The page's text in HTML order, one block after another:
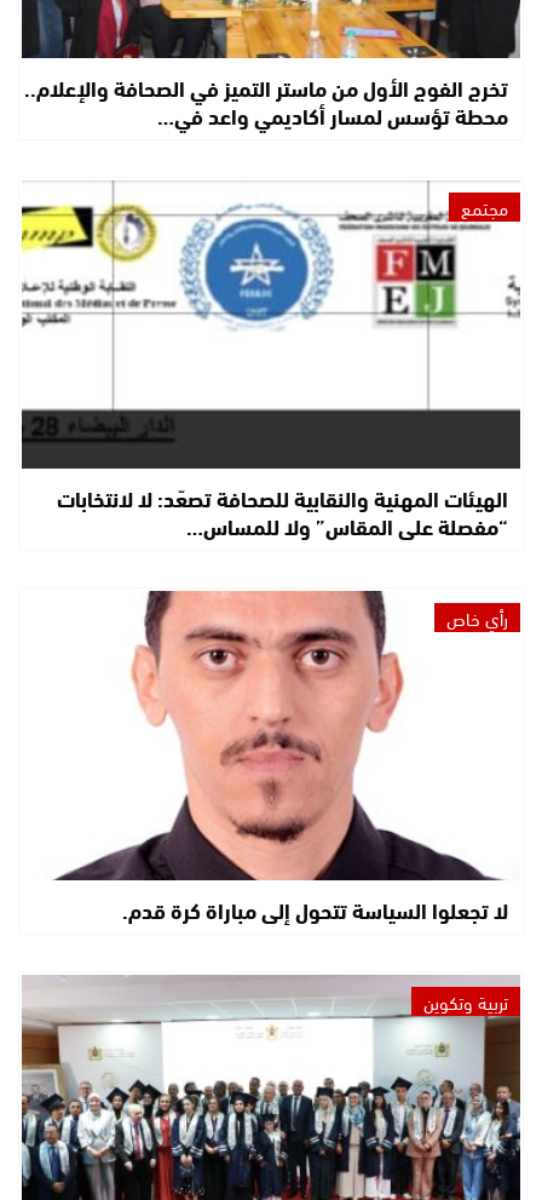
تخرج الفوج الأول من ماستر التميز في الصحافة والإعلام..
محطة تؤسس لمسار أكاديمي واعد في…
مجتمع
الهيئات المهنية والنقابية للصحافة تصعّد: لا لانتخابات
“مفصلة على المقاس” ولا للمساس…
رأي خاص
لا تجعلوا السياسة تتحول إلى مباراة كرة قدم.
تربية وتكوين